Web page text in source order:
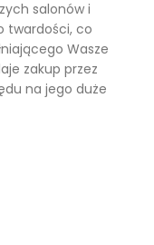
salonów i
twardości, co
Wasze
zakup przez
na jego duże